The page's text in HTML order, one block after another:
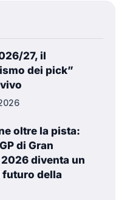
27, il
dei pick”
oltre la pista:
di Gran
diventa un
futuro della